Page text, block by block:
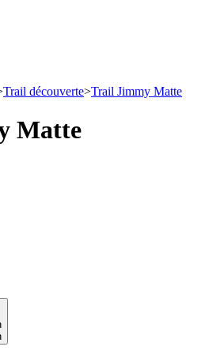
Trail découverte>Trail Jimmy Matte
Matte